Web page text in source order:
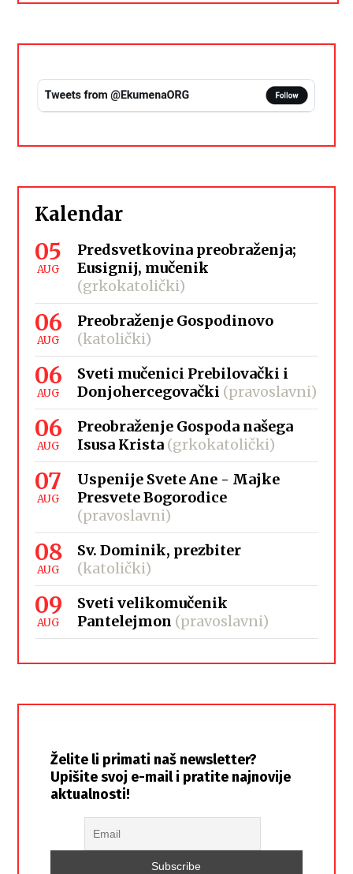
Kalendar
05
AUG
Predsvetkovina preobraženja;
Eusignij, mučenik
(grkokatolički)
06
AUG
Preobraženje Gospodinovo
(katolički)
06
AUG
Sveti mučenici Prebilovački i
Donjohercegovački (pravoslavni)
06
AUG
Preobraženje Gospoda našega
Isusa Krista (grkokatolički)
07
AUG
Uspenije Svete Ane - Majke
Presvete Bogorodice
(pravoslavni)
08
AUG
Sv. Dominik, prezbiter
(katolički)
09
AUG
Sveti velikomučenik
Pantelejmon (pravoslavni)
Želite li primati naš newsletter?
Upišite svoj e-mail i pratite najnovije
aktualnosti!